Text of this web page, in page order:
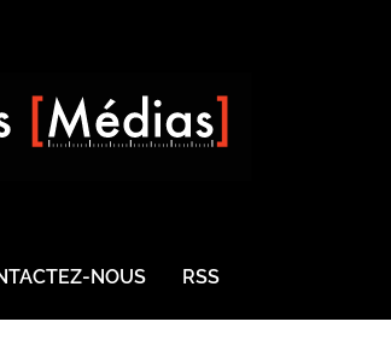
NOUS RSS